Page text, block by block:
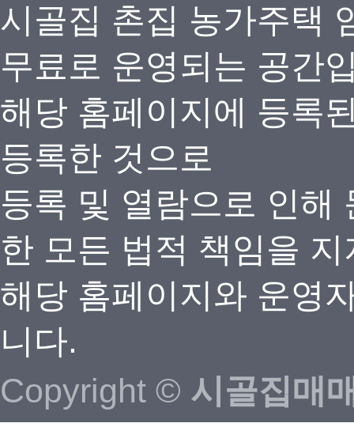
시골집 촌집 농가주택
무료로 운영되는 공간
해당 홈페이지에 등록
등록한 것으로
등록 및 열람으로 인해
한 모든 법적 책임을
해당 홈페이지와 운영
니다.
Copyright © 시골집매